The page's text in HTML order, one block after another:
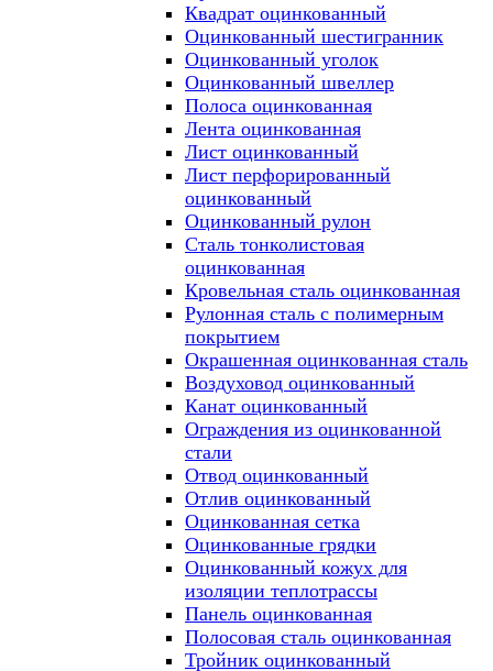
Квадрат оцинкованный
Оцинкованный шестигранник
Оцинкованный уголок
Оцинкованный швеллер
Полоса оцинкованная
Лента оцинкованная
Лист оцинкованный
Лист перфорированный
оцинкованный
Оцинкованный рулон
Сталь тонколистовая
оцинкованная
Кровельная сталь оцинкованная
Рулонная сталь с полимерным
покрытием
Окрашенная оцинкованная сталь
Воздуховод оцинкованный
Канат оцинкованный
Ограждения из оцинкованной
стали
Отвод оцинкованный
Отлив оцинкованный
Оцинкованная сетка
Оцинкованные грядки
Оцинкованный кожух для
изоляции теплотрассы
Панель оцинкованная
Полосовая сталь оцинкованная
Тройник оцинкованный